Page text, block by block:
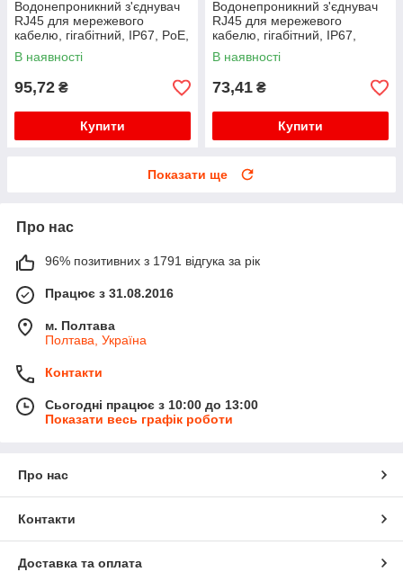
Водонепроникний з'єднувач
RJ45 для мережевого
кабелю, гігабітний, IP67, PoE,
чорний
В наявності
95,72 ₴
Купити
Водонепроникний з'єднувач
RJ45 для мережевого
кабелю, гігабітний, IP67,
чорний, WDT-IP67ZT/B
В наявності
73,41 ₴
Купити
Показати ще
Про нас
96% позитивних з 1791 відгука за рік
Працює з 31.08.2016
м. Полтава
Полтава, Україна
Контакти
Сьогодні працює з 10:00 до 13:00
Показати весь графік роботи
Про нас
Контакти
Доставка та оплата